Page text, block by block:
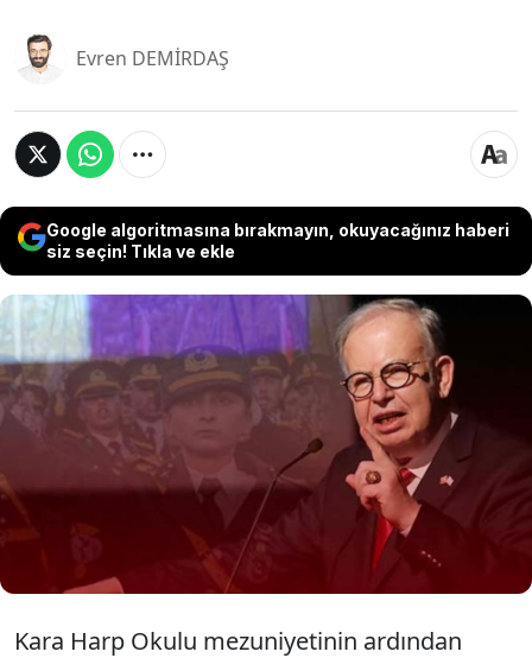
Evren DEMİRDAŞ
Google algoritmasına bırakmayın, okuyacağınız haberi
siz seçin! Tıkla ve ekle
Teğmenlere yönelik inceleme başlatılması ve bazı
teğmenlerin ihraç talebiyle Yüksek Disiplin
Kurulu'na sevk edildikleri tebliğ edilmesine ilişkin
olarak Emekli Tümamiral Doç. Dr. Cihat Yaycı, “Bu
olay da, maalesef iktidar muhalefet mücadelesine
dönüşmüştür. Olan askere ve TSK’ya olmaktadır.
Asker siyasete malzeme edilmektedir. Türk Silahlı
Kuvvetleri siyaset masasında meze yapılıyor” dedi.
Kara Harp Okulu mezuniyetinin ardından